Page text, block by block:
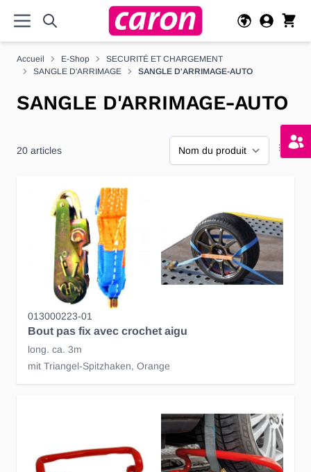
Accueil E-Shop
SECURITÉ ET CHARGEMENT
SANGLE D'ARRIMAGE
SANGLE D'ARRIMAGE-AUTO
SANGLE D'ARRIMAGE-AUTO
20 articles
013000223-01
Bout pas fix avec crochet aigu
long. ca. 3m
mit Triangel-Spitzhaken, Orange